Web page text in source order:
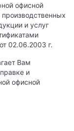
офисной
и услуг
02.06.2003 г.
Вам
и
офисной